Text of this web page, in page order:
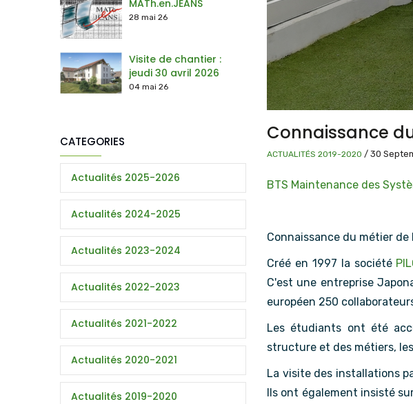
Connaissance
ACTUALITÉS 2019-2020 / 30
BTS Maintenance des
Connaissance du métier
Créé en 1997 la société
C'est une entreprise
européen 250
Les étudiants ont été
structure et des métiers,
La visite des installations
Ils ont également insisté
MATh.en.JEANS
28 mai 26
Visite de chantier :
jeudi 30 avril 2026
04 mai 26
CATEGORIES
Actualités 2025-2026
Actualités 2024-2025
Actualités 2023-2024
Actualités 2022-2023
Actualités 2021-2022
Actualités 2020-2021
Actualités 2019-2020